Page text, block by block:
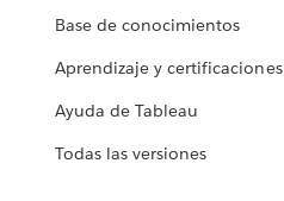
Base de conocimientos
Aprendizaje y certificaciones
Ayuda de Tableau
Todas las versiones